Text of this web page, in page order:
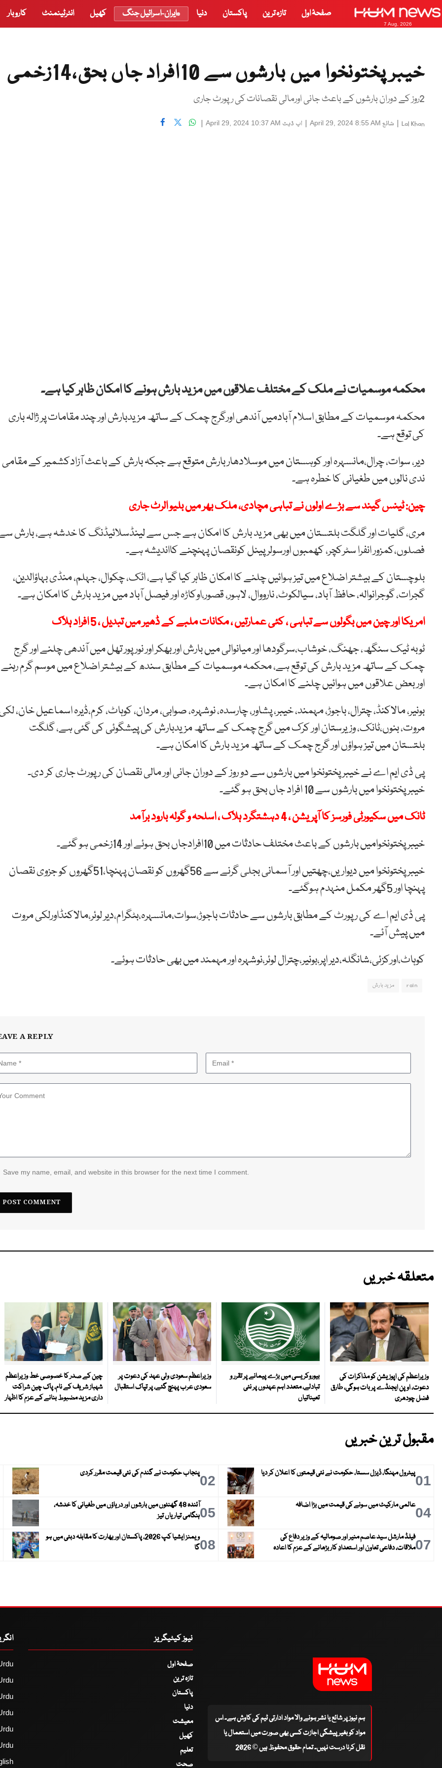
7 Aug, 2026
صفحۂ اول تازہ ترین پاکستان دنیا ایران-اسرائیل جنگ کھیل انٹرٹینمنٹ کاروبار
خیبرپختونخوا میں بارشوں سے 10افراد جاں بحق،14زخمی
2روز کے دوران بارشوں کے باعث جانی اورمالی نقصانات کی رپورٹ جاری
Lal Khan
| شائع April 29, 2024 8:55 AM
| اپ ڈیٹ April 29, 2024 10:37 AM
|
محکمہ موسمیات نے ملک کے مختلف علاقوں میں مزید بارش ہونے کا امکان ظاہر کیا ہے۔
محکمہ موسمیات کے مطابق اسلام آبادمیں آندھی اورگرج چمک کے ساتھ مزیدبارش اور چند مقامات پر ژالہ باری
کی توقع ہے۔
دیر، سوات، چرال،مانسہرہ اور کوہستان میں موسلادھار بارش متوقع ہے جبکہ بارش کے باعث آزادکشمیر کے مقامی
ندی نالوں میں طغیانی کا خطرہ ہے۔
چین: ٹینس گیند سے بڑے اولوں نے تباہی مچادی، ملک بھر میں بلیو الرٹ جاری
مری، گلیات اور گلگت بلتستان میں بھی مزید بارش کا امکان ہے جس سے لینڈسلائیڈنگ کا خدشہ ہے، بارش
فصلوں،کمزور انفرا سٹرکچر، کھمبوں اورسولر پینل کونقصان پہنچنے کااندیشہ ہے۔
بلوچستان کے بیشتر اضلاع میں تیز ہوائیں چلنے کا امکان ظاہر کیا گیا ہے، اٹک، چکوال، جہلم، منڈی بہاؤالدین،
گجرات، گوجرانوالہ، حافظ آباد، سیالکوٹ، نارووال، لاہور، قصور،اوکاڑہ اور فیصل آباد میں مزید بارش کا امکان ہے۔
امریکا اور چین میں بگولوں سے تباہی ، کئی عمارتیں ، مکانات ملبے کے ڈھیر میں تبدیل ، 5 افراد ہلاک
ٹوبہ ٹیک سنگھ، جھنگ، خوشاب،سرگودھا اور میانوالی میں بارش اور بھکر اور نور پور تھل میں آندھی چلنے اور گرج
چمک کے ساتھ مزید بارش کی توقع ہے، محکمہ موسمیات کے مطابق سندھ کے بیشتر اضلاع میں موسم گرم رہنے
اور بعض علاقوں میں ہوائیں چلنے کا امکان ہے۔
بونیر، مالاکنڈ، چترال، باجوڑ، مہمند، خیبر، پشاور، چارسدہ، نوشہرہ، صوابی، مردان، کوہاٹ، کرم،ڈیرہ اسماعیل خان،
مروت، بنوں،ٹانک، وزیرستان اور کرک میں گرج چمک کے ساتھ مزیدبارش کی پیشگوئی کی گئی ہے، گلگت
بلتستان میں تیز ہواؤں اور گرج چمک کے ساتھ مزید بارش کا امکان ہے۔
پی ڈی ایم اے نے خیبرپختونخوا میں بارشوں سے دو روز کے دوران جانی اور مالی نقصان کی رپورٹ جاری کر دی۔
خیبرپختونخوا میں بارشوں سے 10 افراد جاں بحق ہو گئے۔
ٹانک میں سکیورٹی فورسز کا آپریشن ، 4 دہشتگرد ہلاک ، اسلحہ و گولہ بارود برآمد
خیبرپختونخوامیں بارشوں کے باعث مختلف حادثات میں 10افرادجاں بحق ہوئے اور 14زخمی ہو گئے۔
خیبرپختونخوا میں دیواریں،چھتیں اور آسمانی بجلی گرنے سے 56گھروں کو نقصان پہنچا،51گھروں کو جزوی نقصان
پہنچا اور 5گھر مکمل منہدم ہوگئے۔
پی ڈی ایم اے کی رپورٹ کے مطابق بارشوں سے حادثات باجوڑ،سوات،مانسہرہ،بٹگرام،دیر لوئر،مالاکنڈاورلکی مروت
میں پیش آئے۔
کوہاٹ،اورکزئی،شانگلہ،دیر اپر،بونیر،چترال لوئر،نوشہرہ اور مہمند میں بھی حادثات ہوئے۔
rain مزید بارش
A REPLY
Save my name, email, and website in this browser for the next time I comment.
متعلقہ خبریں
وزیراعظم کی اپوزیشن کو مذاکرات کی
دعوت، اوپن ایجنڈے پر بات ہوگی، طارق
فضل چودھری
بیوروکریسی میں بڑے پیمانے پر تقرر و
تبادلے، متعدد اہم عہدوں پر نئی
تعیناتیاں
وزیراعظم سعودی ولی عہد کی دعوت پر
سعودی عرب پہنچ گئے، پر تپاک استقبال
چین کے صدر کا خصوصی خط وزیراعظم
شہباز شریف کے نام، پاک چین شراکت
داری مزید مضبوط بنانے کے عزم کا اظہار
مقبول ترین خبریں
01پیٹرول مہنگا، ڈیزل سستا، حکومت نے نئی قیمتوں کا اعلان کر دیا 02پنجاب حکومت نے گندم کی نئی قیمت مقرر کردی
04عالمی مارکیٹ میں سونے کی قیمت میں بڑا اضافہ 05
آئندہ 48 گھنٹوں میں بارشوں اور دریاؤں میں طغیانی کا خدشہ،
ہنگامی تیاریاں تیز
07فیلڈ مارشل سید عاصم منیر اور صومالیہ کے وزیر دفاع کی
ملاقات، دفاعی تعاون اور استعدادِ کار بڑھانے کے عزم کا اعادہ
08
ویمنز ایشیا کپ 2026، پاکستان اور بھارت کا مقابلہ دبئی میں ہو
گا
ہم نیوز پر شائع یا نشر ہونے والا مواد ادارتی ٹیم کی کاوش ہے۔ اس
مواد کو بغیر پیشگی اجازت کسی بھی صورت میں استعمال یا
نقل کرنا درست نہیں۔ تمام حقوق محفوظ ہیں © 2026
نیوز کیٹیگریز
صفحۂ اول
تازہ ترین
پاکستان
دنیا
معیشت
کھیل
تعلیم
صحت